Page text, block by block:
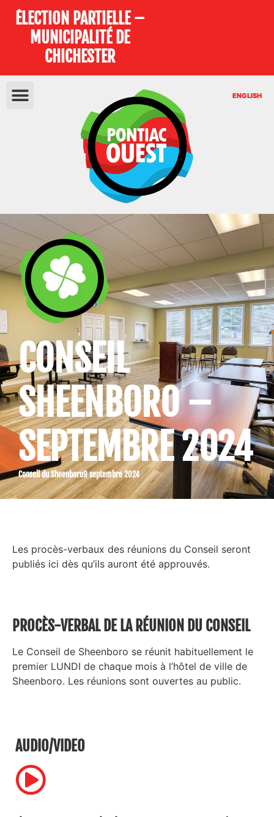
ÉLECTION PARTIELLE –
MUNICIPALITÉ DE
CHICHESTER
ENGLISH
CONSEIL
SHEENBORO –
SEPTEMBRE 2024
Conseil du Sheenboro9 septembre 2024
Les procès-verbaux des réunions du Conseil seront
publiés ici dès qu’ils auront été approuvés.
PROCÈS-VERBAL DE LA RÉUNION DU CONSEIL
Le Conseil de Sheenboro se réunit habituellement le
premier LUNDI de chaque mois à l’hôtel de ville de
Sheenboro. Les réunions sont ouvertes au public.
AUDIO/VIDEO